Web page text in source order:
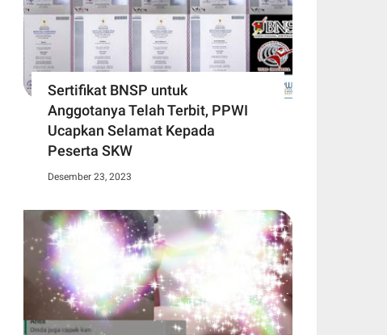
Sertifikat BNSP untuk
Anggotanya Telah Terbit, PPWI
Ucapkan Selamat Kepada
Peserta SKW
Desember 23, 2023